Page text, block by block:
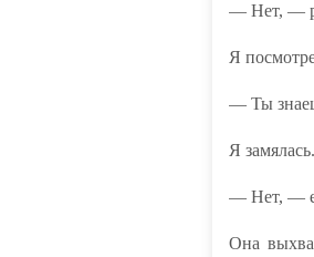
— Нет, —
Я
— Ты
Я
— Нет, —
Она